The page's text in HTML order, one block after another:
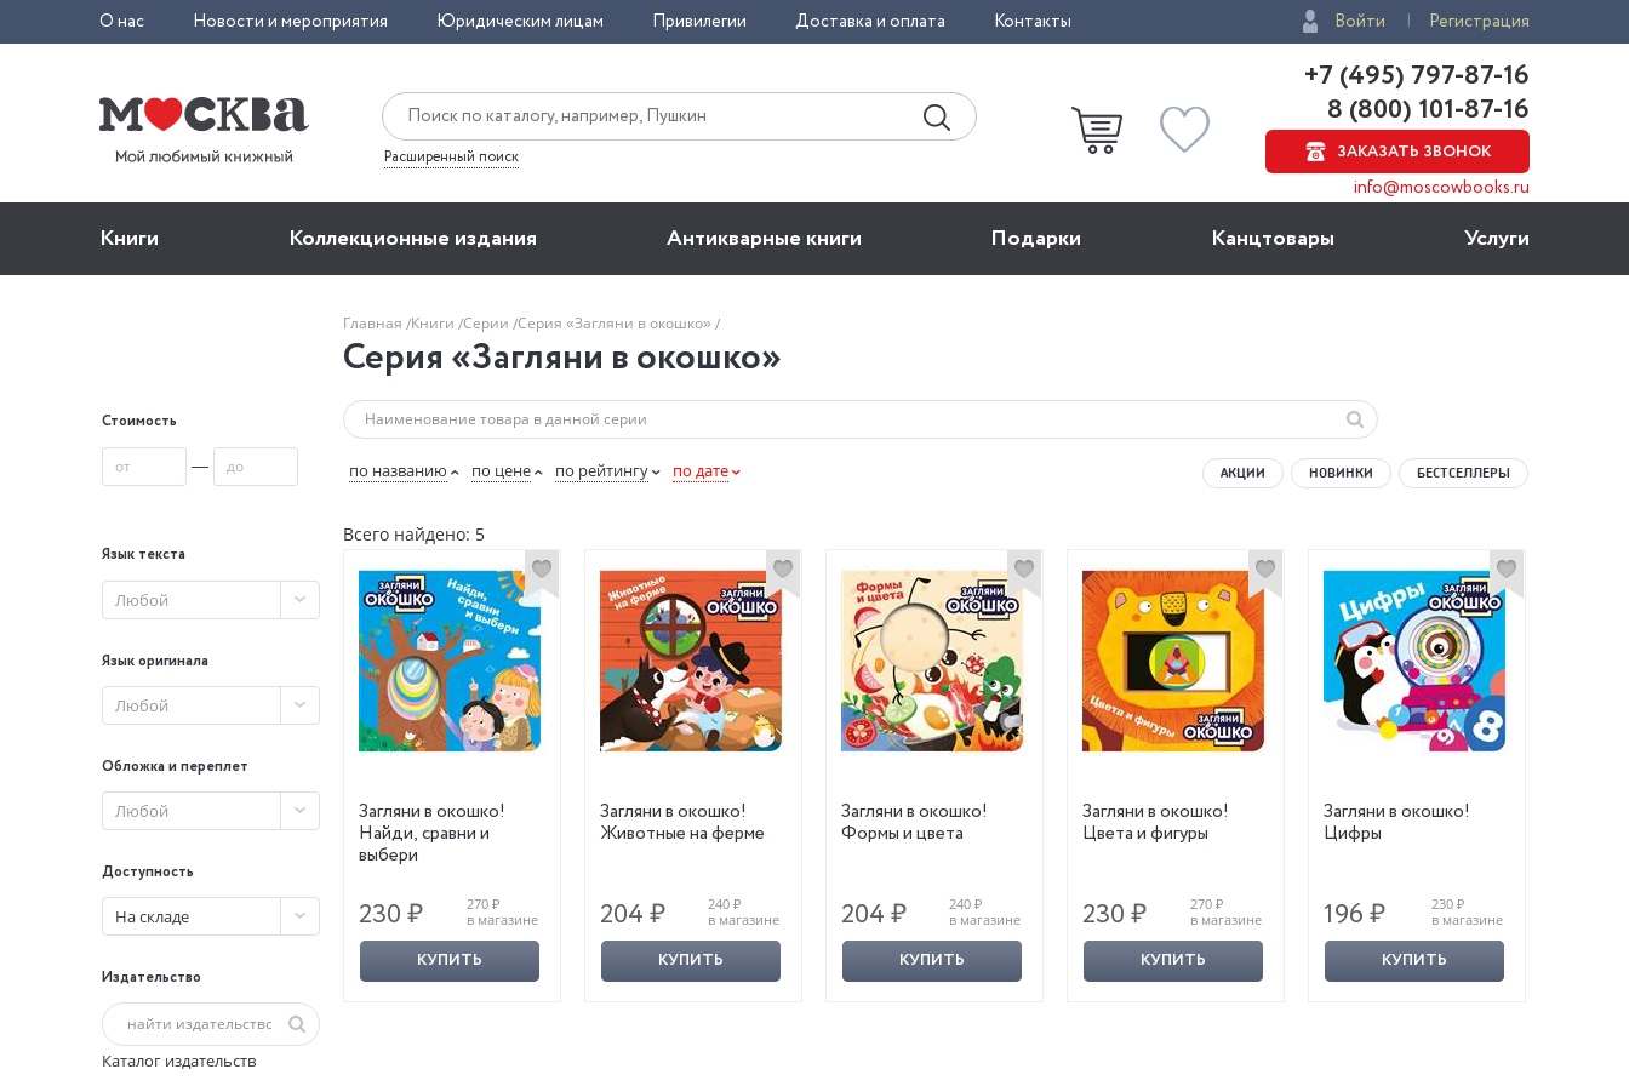
О нас Новости и мероприятия Юридическим лицам Привилегии Доставка и оплата Контакты Войти Регистрация
Расширенный поиск
+7 (495) 797-87-16
8 (800) 101-87-16
ЗАКАЗАТЬ ЗВОНОК
info@moscowbooks.ru
Книги Коллекционные издания Антикварные книги Подарки Канцтовары Услуги
Главная Книги Серии Серия «Загляни в окошко»
Серия «Загляни в окошко»
Стоимость
—
Язык текста
Любой
Язык оригинала
Любой
Обложка и переплет
Любой
Доступность
На складе
Издательство
Каталог издательств
по названию по цене по рейтингу по дате АКЦИИ НОВИНКИ БЕСТСЕЛЛЕРЫ
Всего найдено: 5
Загляни в окошко!
Найди, сравни и
выбери
230 ₽
270 ₽
в магазине
КУПИТЬ
Загляни в окошко!
Животные на ферме
204 ₽
240 ₽
в магазине
КУПИТЬ
Загляни в окошко!
Формы и цвета
204 ₽
240 ₽
в магазине
КУПИТЬ
Загляни в окошко!
Цвета и фигуры
230 ₽
270 ₽
в магазине
КУПИТЬ
Загляни в окошко!
Цифры
196 ₽
230 ₽
в магазине
КУПИТЬ